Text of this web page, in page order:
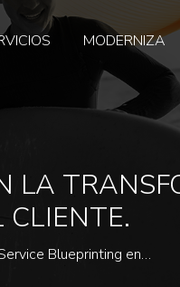
MODERNIZA
LA
Blueprinting en…